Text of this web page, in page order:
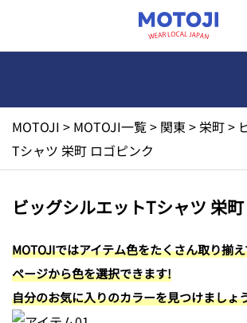
地元一覧
お問い合わせ
MOTOJI > MOTOJI一覧> 関東 > 栄町>
Tシャツ 栄町 ロゴピンク
ビッグシルエットTシャツ 栄
MOTOJIではアイテム色をたくさん取り揃
ページから色を選択できます!
自分のお気に入りのカラーを見つけましょ